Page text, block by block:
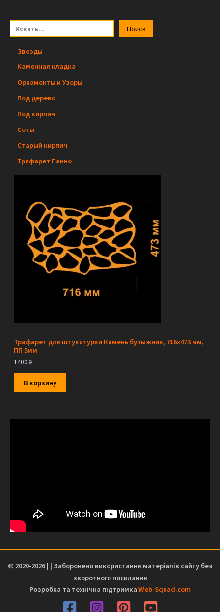
Поиск
Звезды
Каменная кладка
Орнаменты и Узоры
Под дерево
Под кирпич
Соты
Старый кирпич
Трафарет Панно
Трафарет для штукатурки Камень булыжник, 716х473 мм,
ПП 5мм
1400 ₴
В корзину
© 2020-2026 | | Заборонено використання матеріалів сайту без
зворотного посилання
Розробка та технічна підтримка Web-Squad.com